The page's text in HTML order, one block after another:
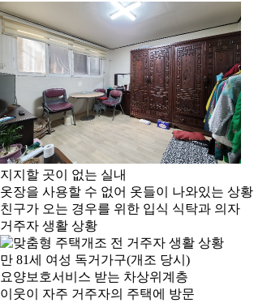
지지할 곳이 없는 실내
옷장을 사용할 수 없어 옷들이 나와있는 상황
친구가 오는 경우를 위한 입식 식탁과 의자
거주자 생활 상황
만 81세 여성 독거가구(개조 당시)
요양보호서비스 받는 차상위계층
이웃이 자주 거주자의 주택에 방문